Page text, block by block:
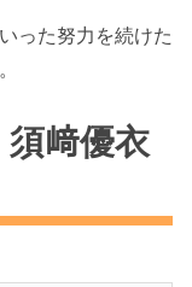
った努力を続けた
﨑優衣